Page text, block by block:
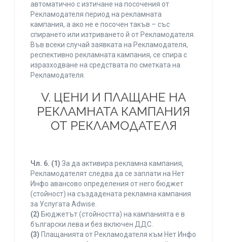
автоматично с изтичане на посочения от
Рекламодателя период на рекламната
кампания, а ако не е посочен такъв – със
спирането или изтриването й от Рекламодателя.
Във всеки случай заявката на Рекламодателя,
респективно рекламната кампания, се спира с
изразходване на средствата по сметката на
Рекламодателя.
V. ЦЕНИ И ПЛАЩАНЕ НА
РЕКЛАМНАТА КАМПАНИЯ
ОТ РЕКЛАМОДАТЕЛЯ
Чл. 6. (1) За да активира рекламна кампания,
Рекламодателят следва да се заплати на Нет
Инфо авансово определения от него бюджет
(стойност) на създадената рекламна кампания
за Услугата Adwise.
(2) Бюджетът (стойността) на кампанията е в
български лева и без включен ДДС.
(3) Плащанията от Рекламодателя към Нет Инфо